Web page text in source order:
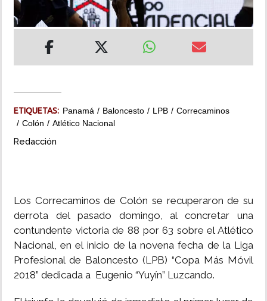
IMPRESO
ETIQUETAS: Panamá Baloncesto LPB
Correcaminos
Colón
Atlético Nacional
Redacción
Los Correcaminos de Colón se recuperaron de su
derrota del pasado domingo, al concretar una
contundente victoria de 88 por 63 sobre el Atlético
Nacional, en el inicio de la novena fecha de la Liga
Profesional de Baloncesto (LPB) “Copa Más Móvil
2018” dedicada a Eugenio “Yuyín” Luzcando.